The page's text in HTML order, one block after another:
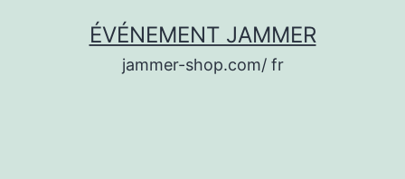
ÉVÉNEMENT JAMMER
jammer-shop.com/ fr